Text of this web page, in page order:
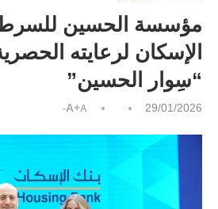
مؤسسة الحسين
الإسكان لرعايته
“سِوار الحسين”
29/01/2026
A+A-